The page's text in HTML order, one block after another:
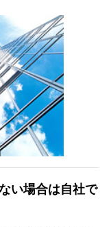
い場合は自社で